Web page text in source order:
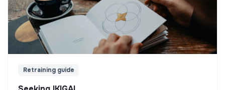
Retraining guide